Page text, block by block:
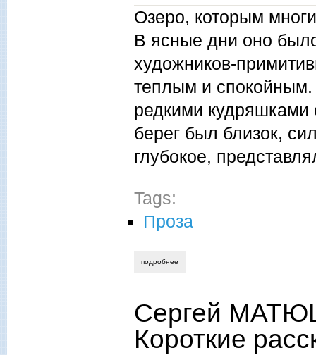
Озеро, которым
В ясные дни оно
художников-
теплым и
редкими кудряшками
берег был близок,
глубокое,
Tags:
Проза
подробнее
Сергей
Короткие